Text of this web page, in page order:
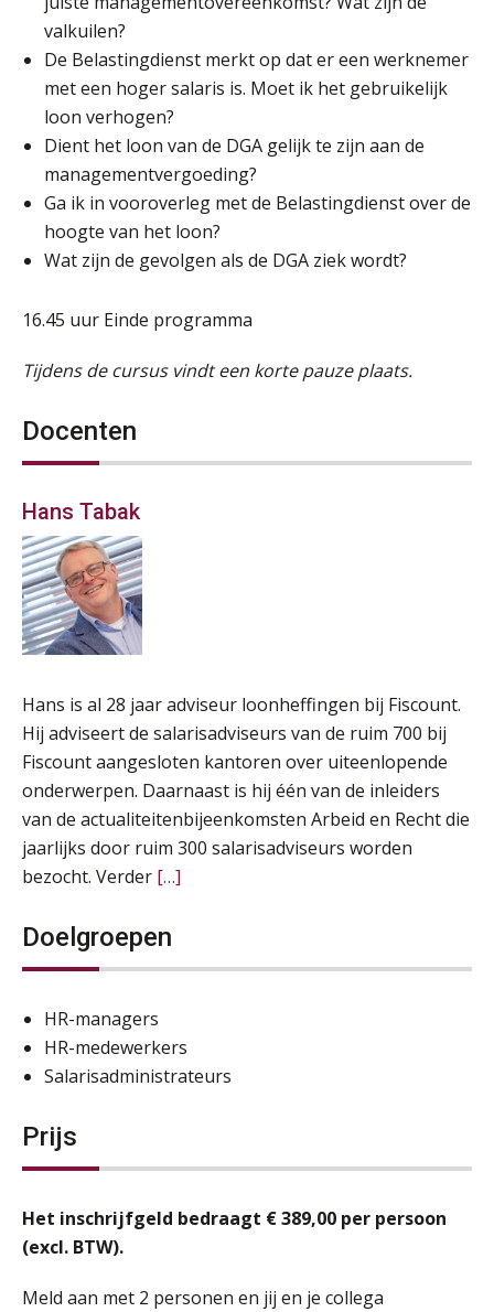
valkuilen?
De Belastingdienst merkt op dat er een werknemer
met een hoger salaris is. Moet ik het gebruikelijk
loon verhogen?
Dient het loon van de DGA gelijk te zijn aan de
managementvergoeding?
Ga ik in vooroverleg met de Belastingdienst over de
hoogte van het loon?
Wat zijn de gevolgen als de DGA ziek wordt?
16.45 uur Einde programma
Tijdens de cursus vindt een korte pauze plaats.
Docenten
Hans Tabak
Hans is al 28 jaar adviseur loonheffingen bij Fiscount.
Hij adviseert de salarisadviseurs van de ruim 700 bij
Fiscount aangesloten kantoren over uiteenlopende
onderwerpen. Daarnaast is hij één van de inleiders
van de actualiteitenbijeenkomsten Arbeid en Recht die
jaarlijks door ruim 300 salarisadviseurs worden
bezocht. Verder […]
Doelgroepen
HR-managers
HR-medewerkers
Salarisadministrateurs
Prijs
Het inschrijfgeld bedraagt € 389,00 per persoon
(excl. BTW).
Meld aan met 2 personen en jij en je collega